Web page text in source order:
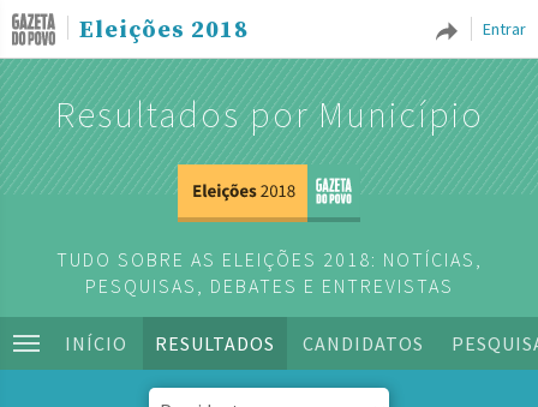
Entrar
Eleições 2018
Resultados por Município
TUDO SOBRE AS ELEIÇÕES 2018: NOTÍCIAS,
PESQUISAS, DEBATES E ENTREVISTAS
INÍCIO RESULTADOS CANDIDATOS